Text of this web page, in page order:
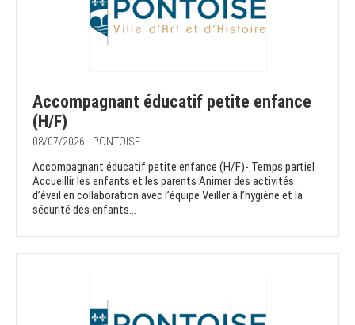
Accompagnant éducatif petite enfance
(H/F)
08/07/2026 - PONTOISE
Accompagnant éducatif petite enfance (H/F)- Temps partiel
Accueillir les enfants et les parents Animer des activités
d’éveil en collaboration avec l’équipe Veiller à l’hygiène et la
sécurité des enfants...